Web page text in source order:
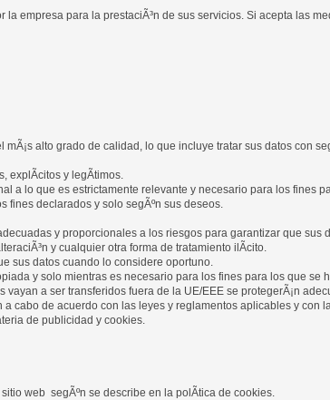
empresa para la prestaciÃ³n de sus servicios. Si acepta las
alto grado de calidad, lo que incluye tratar sus datos con
explÃ­citos y legÃ­timos.
a lo que es estrictamente relevante y necesario para los fines
fines declarados y solo segÃºn sus deseos.
y proporcionales a los riesgos para garantizar que sus
y cualquier otra forma de tratamiento ilÃ­cito.
sus datos cuando lo considere oportuno.
y solo mientras es necesario para los fines para los que se
a ser transferidos fuera de la UE/EEE se protegerÃ¡n
cabo de acuerdo con las leyes y reglamentos aplicables y con
de publicidad y cookies.
web segÃºn se describe en la polÃ­tica de cookies.